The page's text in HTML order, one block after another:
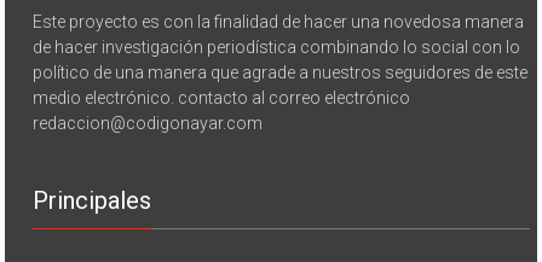
Este proyecto es con la finalidad de hacer una novedosa manera
de hacer investigación periodística combinando lo social con lo
político de una manera que agrade a nuestros seguidores de este
medio electrónico. contacto al correo electrónico
redaccion@codigonayar.com
Principales